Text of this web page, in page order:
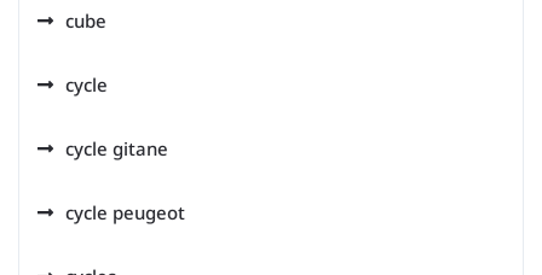
cube
cycle
cycle gitane
cycle peugeot